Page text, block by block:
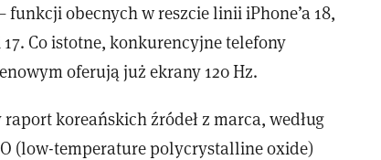
obecnych w reszcie linii iPhone’a 18,
Co istotne, konkurencyjne telefony
oferują już ekrany 120 Hz.
koreańskich źródeł z marca, według
(low-temperature polycrystalline oxide)